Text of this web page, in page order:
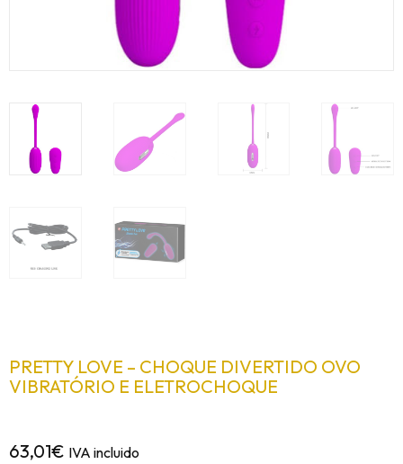
PRETTY LOVE – CHOQUE DIVERTIDO OVO
VIBRATÓRIO E ELETROCHOQUE
63,01€ IVA incluido